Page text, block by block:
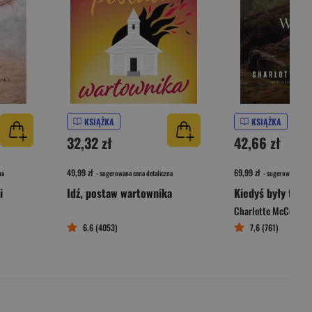
KSIĄŻKA
32,32 zł
49,99 zł - sugerowana cena detaliczna
Idź, postaw wartownika
6,6 (4053)
KSIĄŻKA
42,66 zł
69,99 zł - sugerowana
Kiedyś były tu
Charlotte
7,6 (761)